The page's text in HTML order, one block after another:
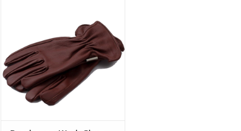
• für den Ausseneinsatz
• handgefertigt
ZUM WARENKORB HINZUFÜGEN